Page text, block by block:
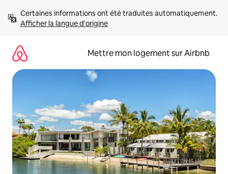
directement
Afficher la langue d'origine
Mettre mon logement sur Airbnb